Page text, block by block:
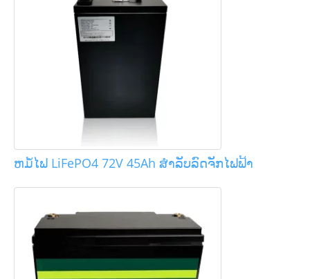
ຫມໍ້ໄຟ LiFePO4 72V 45Ah ສໍາລັບລົດຈັກໄຟຟ້າ